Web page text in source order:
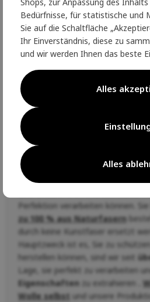
Die Marke Devold erfüllt
internationalen Prüf- und
Textilien - Öko Tex
dass alle Produkte nur aus
Woolmark-Logo,nur bei
Woolmark-Logo zu tragen,
Die Welt von Devold basiert auf
Perfektion verarbeiten können.
zu 100 % aus Naturfasern
durch keine Kunstfaser ersetzt
Hauptzweck ist es, Sie zu
herstellen können, sind wir seit
Lage, sie perfekt zu verarbeiten
Eigenschaften zu extrahieren
Wolle selbst und unsere
Shops, zur Anpassung des
Bedürfnisse, für statistische und
Sie auf die Schaltfläche
Ihr Einverständnis, diese zu
und wir werden Ihnen das beste
Alles
Alles